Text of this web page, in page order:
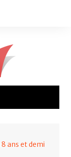
ans et demi